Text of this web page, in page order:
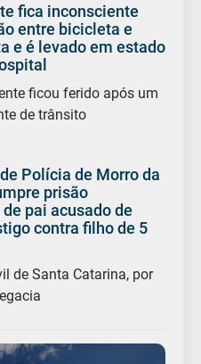
fica inconsciente
entre bicicleta e
e é levado em estado
ficou ferido após um
de trânsito
Polícia de Morro da
prisão
pai acusado de
contra filho de 5
de Santa Catarina, por